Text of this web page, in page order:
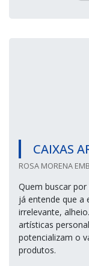
CAIXAS
ROSA MORENA
Quem buscar
já entende que a
irrelevante,
artísticas
potencializam o
produtos.